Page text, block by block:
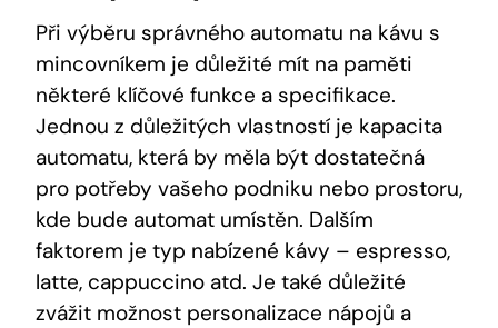
Při výběru správného automatu na kávu s
mincovníkem je důležité mít na paměti
některé klíčové funkce a specifikace.
Jednou z důležitých vlastností je kapacita
automatu, která by měla být dostatečná
pro potřeby vašeho podniku nebo prostoru,
kde bude automat umístěn. Dalším
faktorem je typ nabízené kávy – espresso,
latte, cappuccino atd. Je také důležité
zvážit možnost personalizace nápojů a